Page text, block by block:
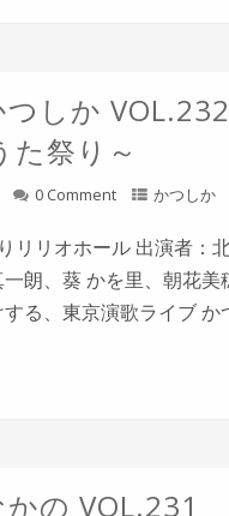
しか
た祭り～
0 Comment かつしか
リオホール 出演者：
朗、葵 かを里、朝花美
る、東京演歌ライブ か
の VOL.231